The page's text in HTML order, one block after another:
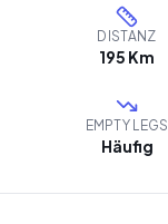
DISTANZ
195 Km
EMPTY LEGS
Häufig